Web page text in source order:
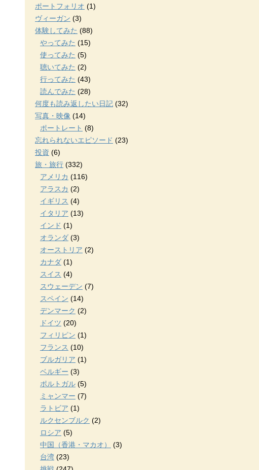
ポートフォリオ (1)
ヴィーガン (3)
体験してみた (88)
やってみた (15)
使ってみた (5)
聴いてみた (2)
行ってみた (43)
読んでみた (28)
何度も読み返したい日記 (32)
写真・映像 (14)
ポートレート (8)
忘れられないエピソード (23)
投資 (6)
旅・旅行 (332)
アメリカ (116)
アラスカ (2)
イギリス (4)
イタリア (13)
インド (1)
オランダ (3)
オーストリア (2)
カナダ (1)
スイス (4)
スウェーデン (7)
スペイン (14)
デンマーク (2)
ドイツ (20)
フィリピン (1)
フランス (10)
ブルガリア (1)
ベルギー (3)
ポルトガル (5)
ミャンマー (7)
ラトビア (1)
ルクセンブルク (2)
ロシア (5)
中国（香港・マカオ）
(3)
台湾 (23)